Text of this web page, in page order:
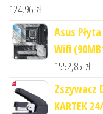
124,96 zł
Asus
Wifi
1552,85 zł
Zszywacz
KARTEK